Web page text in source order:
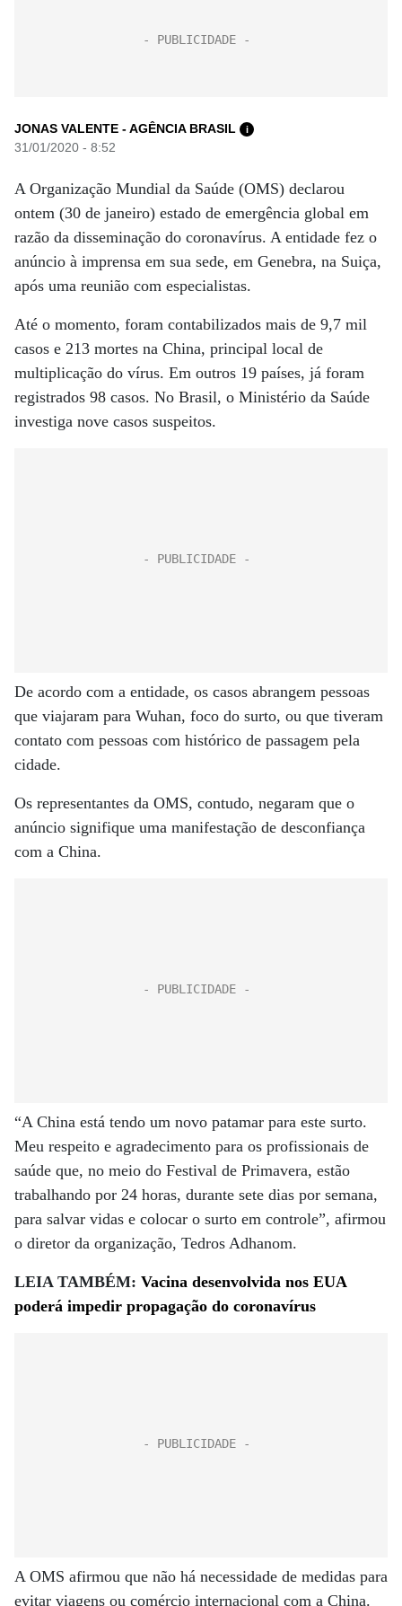
JONAS VALENTE - AGÊNCIA BRASIL i
31/01/2020 - 8:52
A Organização Mundial da Saúde (OMS) declarou
ontem (30 de janeiro) estado de emergência global em
razão da disseminação do coronavírus. A entidade fez o
anúncio à imprensa em sua sede, em Genebra, na Suiça,
após uma reunião com especialistas.
Até o momento, foram contabilizados mais de 9,7 mil
casos e 213 mortes na China, principal local de
multiplicação do vírus. Em outros 19 países, já foram
registrados 98 casos. No Brasil, o Ministério da Saúde
investiga nove casos suspeitos.
De acordo com a entidade, os casos abrangem pessoas
que viajaram para Wuhan, foco do surto, ou que tiveram
contato com pessoas com histórico de passagem pela
cidade.
Os representantes da OMS, contudo, negaram que o
anúncio signifique uma manifestação de desconfiança
com a China.
“A China está tendo um novo patamar para este surto.
Meu respeito e agradecimento para os profissionais de
saúde que, no meio do Festival de Primavera, estão
trabalhando por 24 horas, durante sete dias por semana,
para salvar vidas e colocar o surto em controle”, afirmou
o diretor da organização, Tedros Adhanom.
LEIA TAMBÉM: Vacina desenvolvida nos EUA
poderá impedir propagação do coronavírus
A OMS afirmou que não há necessidade de medidas para
evitar viagens ou comércio internacional com a China.